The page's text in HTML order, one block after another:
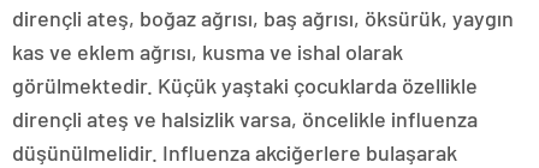
dirençli ateş, boğaz ağrısı, baş ağrısı, öksürük, yaygın
kas ve eklem ağrısı, kusma ve ishal olarak
görülmektedir. Küçük yaştaki çocuklarda özellikle
dirençli ateş ve halsizlik varsa, öncelikle influenza
düşünülmelidir. Influenza akciğerlere bulaşarak